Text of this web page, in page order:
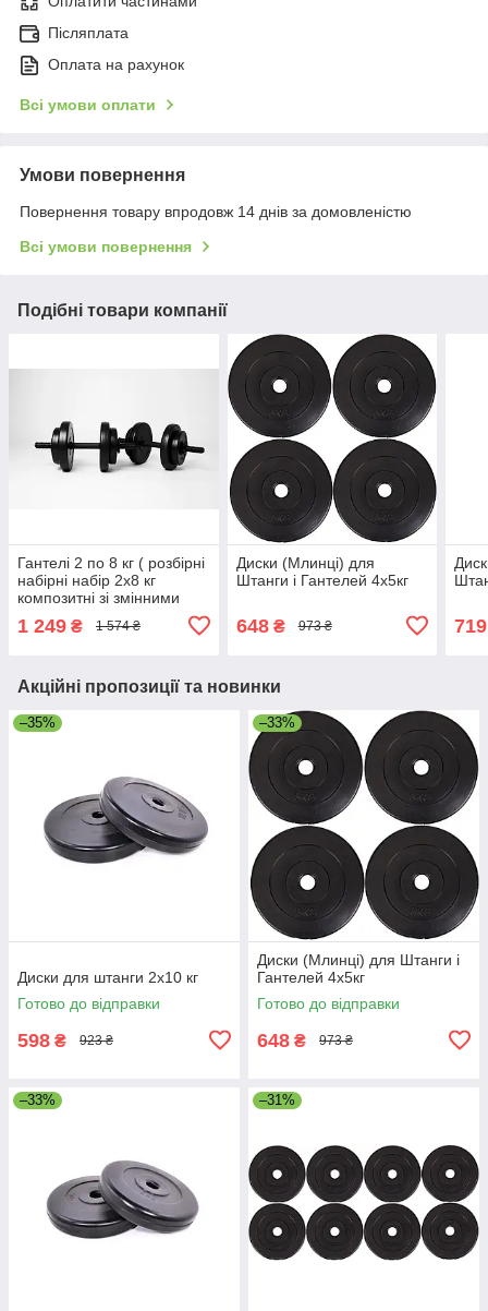
Післяплата
Оплата на рахунок
Всі умови оплати
Умови повернення
Повернення товару впродовж 14 днів за домовленістю
Всі умови повернення
Подібні товари компанії
Гантелі 2 по 8 кг ( розбірні
набірні набір 2х8 кг
композитні зі змінними
будинку )
1 249 ₴ 1 574 ₴
Диски (Млинці) для
Штанги і Гантелей 4х5кг
648₴ 973 ₴ 719
Акційні пропозиції та новинки
–35%
Диски для штанги 2х10 кг
Готово до відправки
598 ₴ 923 ₴
–33%
Диски (Млинці) для Штанги і
Гантелей 4х5кг
Готово до відправки
648 ₴ 973 ₴
–33% –31%